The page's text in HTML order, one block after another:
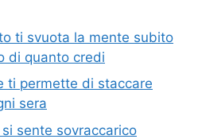
ti svuota la mente subito
di quanto credi
ti permette di staccare
sera
sente sovraccarico